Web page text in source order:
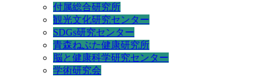
付属総合研究所
観光文化研究センター
SDGs研究センター
青森ねぶた健康研究所
脳と健康科学研究センター
学術研究会